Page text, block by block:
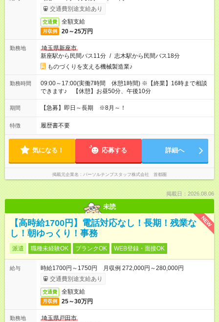
交通費別途支給あり
交通費 全額支給
月収例 20～25万円
勤務地
埼玉県新座市
新座駅から民間バス11分 / 志木駅から民間バス18分
ものづくりを支える機械製造業♪
勤務時間
09:00～17:00(実働7時間 休憩1時間) ※【終業】16時まで相談
できます♪ 【休憩】お昼50分、午後10分
期間 【急募】即日～長期 ※8月～！
特徴 履歴書不要
気になる！ 応募する 詳細へ
掲載元企業名 パーソルテンプスタッフ株式会社 首都圏
掲載日：2026.08.06
未読
NEW
【高時給1700円】電話対応なし！長期！残業な
し！朝ゆっくり！事務
派遣 職種未経験OK ブランクOK WEB登録・面接OK
給与
時給1700円～1750円 月収例 272,000円～280,000円
交通費別途支給あり
交通費 全額支給
月収例 25～30万円
勤務地
埼玉県戸田市